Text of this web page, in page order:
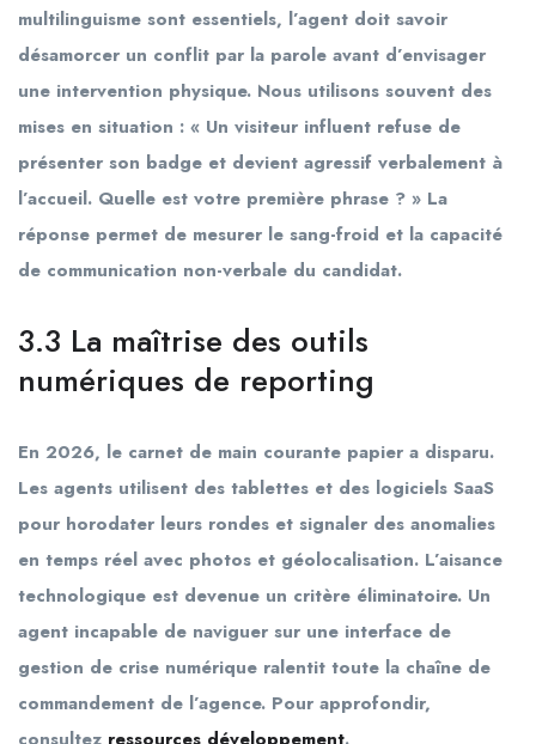
multilinguisme sont essentiels, l’agent doit savoir
désamorcer un conflit par la parole avant d’envisager
une intervention physique. Nous utilisons souvent des
mises en situation : « Un visiteur influent refuse de
présenter son badge et devient agressif verbalement à
l’accueil. Quelle est votre première phrase ? » La
réponse permet de mesurer le sang-froid et la capacité
de communication non-verbale du candidat.
3.3 La maîtrise des outils
numériques de reporting
En 2026, le carnet de main courante papier a disparu.
Les agents utilisent des tablettes et des logiciels SaaS
pour horodater leurs rondes et signaler des anomalies
en temps réel avec photos et géolocalisation. L’aisance
technologique est devenue un critère éliminatoire. Un
agent incapable de naviguer sur une interface de
gestion de crise numérique ralentit toute la chaîne de
commandement de l’agence. Pour approfondir,